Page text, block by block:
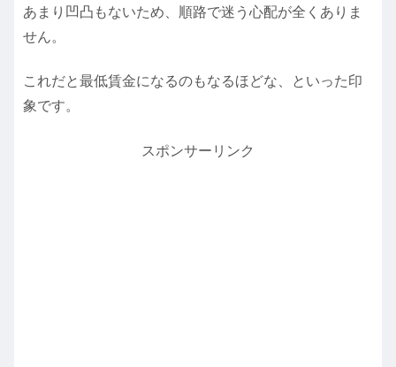
あまり凹凸もないため、順路で迷う心配が全くありま
せん。
これだと最低賃金になるのもなるほどな、といった印
象です。
スポンサーリンク